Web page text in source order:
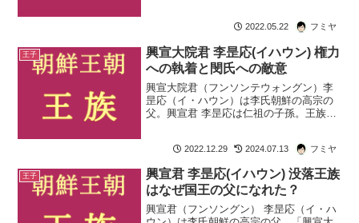
にはなれませんでした。そうした境遇が
影響したかどうかはわかり...
2022.05.22 フミヤ
王子
興宣大院君 李昰応(イハウン) 権力
への執着と閔氏への敵意
興宣大院君（フンソンテウォングン）李
昰応（イ・ハウン）は李氏朝鮮の高宗の
父。興宣君 李昰応は仁祖の子孫。王族と
作りに励み。ついに自分の息子を王にす
ることに成功しました。...
2022.12.29 2024.07.13 フミヤ
王子
興宣君 李昰応(イハウン) 没落王族
はなぜ国王の父になれた？
興宣君（フンソングン） 李昰応（イ・ハ